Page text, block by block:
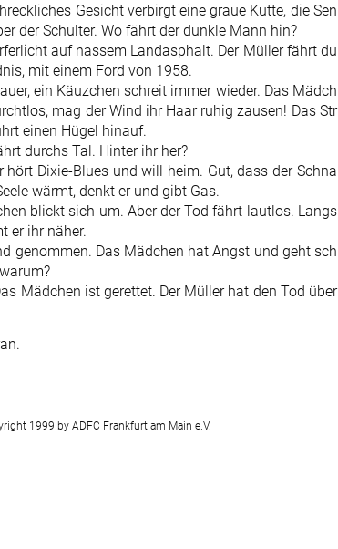
Gesicht verbirgt eine graue Kutte, die Sen
der Schulter. Wo fährt der dunkle Mann hin?
auf nassem Landasphalt. Der Müller fährt du
mit einem Ford von 1958.
ein Käuzchen schreit immer wieder. Das Mädch
mag der Wind ihr Haar ruhig zausen! Das Str
einen Hügel hinauf.
durchs Tal. Hinter ihr her?
hört Dixie-Blues und will heim. Gut, dass der Schna
wärmt, denkt er und gibt Gas.
blickt sich um. Aber der Tod fährt lautlos. Langs
er ihr näher.
genommen. Das Mädchen hat Angst und geht sch
Mädchen ist gerettet. Der Müller hat den Tod über
1999 by ADFC Frankfurt am Main e.V.